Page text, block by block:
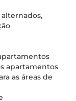
apartamentos
as áreas de